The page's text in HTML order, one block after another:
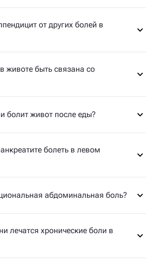
от других болей в
животе быть связана со
болит живот после еды?
болеть в левом
абдоминальная боль?
лечатся хронические боли в